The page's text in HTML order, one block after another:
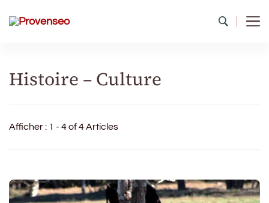
Histoire – Culture
Afficher : 1 - 4 of 4 Articles